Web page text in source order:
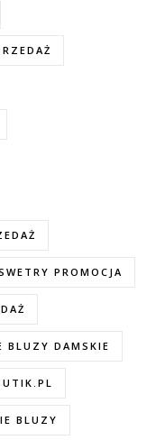
PROMOCJA
BLUZY DAMSKIE
BLUZY